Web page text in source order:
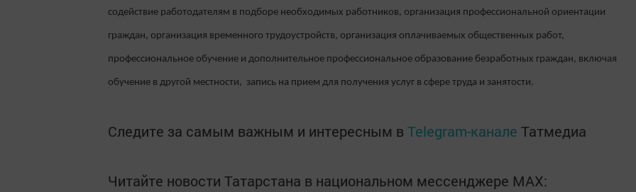
содействие работодателям в подборе необходимых работников, организация профессиональной ориентации
граждан, организация временного трудоустройств, организация оплачиваемых общественных работ,
профессиональное обучение и дополнительное профессиональное образование безработных граждан, включая
обучение в другой местности, запись на прием для получения услуг в сфере труда и занятости.
Следите за самым важным и интересным в Telegram-канале Татмедиа
Читайте новости Татарстана в национальном мессенджере MАХ: